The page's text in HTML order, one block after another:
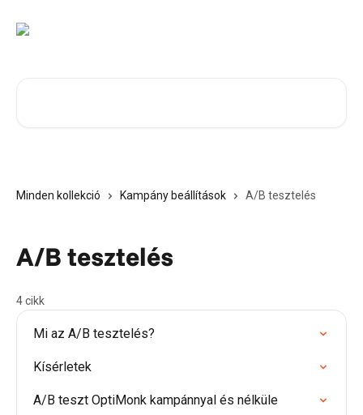
Minden kollekció Kampány beállítások A/B tesztelés
A/B tesztelés
4 cikk
Mi az A/B tesztelés?
Kísérletek
A/B teszt OptiMonk kampánnyal és nélküle